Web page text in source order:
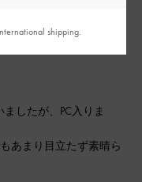
したが、PC入りま
あまり目立たず素晴ら
shipping.